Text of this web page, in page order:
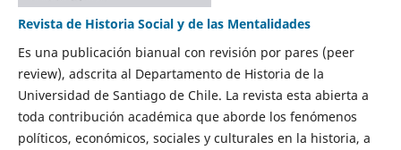
Revista de Historia Social y de las Mentalidades
Es una publicación bianual con revisión por pares (peer
review), adscrita al Departamento de Historia de la
Universidad de Santiago de Chile. La revista esta abierta a
toda contribución académica que aborde los fenómenos
políticos, económicos, sociales y culturales en la historia, a